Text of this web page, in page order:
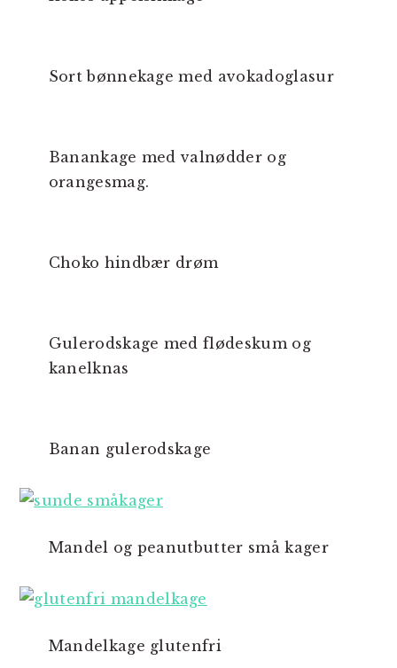
Sort bønnekage med avokadoglasur
Banankage med valnødder og
orangesmag.
Choko hindbær drøm
Gulerodskage med flødeskum og
kanelknas
Banan gulerodskage
Mandel og peanutbutter små kager
Mandelkage glutenfri